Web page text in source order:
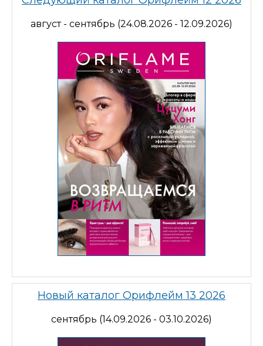
август - сентябрь (24.08.2026 - 12.09.2026)
Новый каталог Орифлейм 13 2026
сентябрь (14.09.2026 - 03.10.2026)